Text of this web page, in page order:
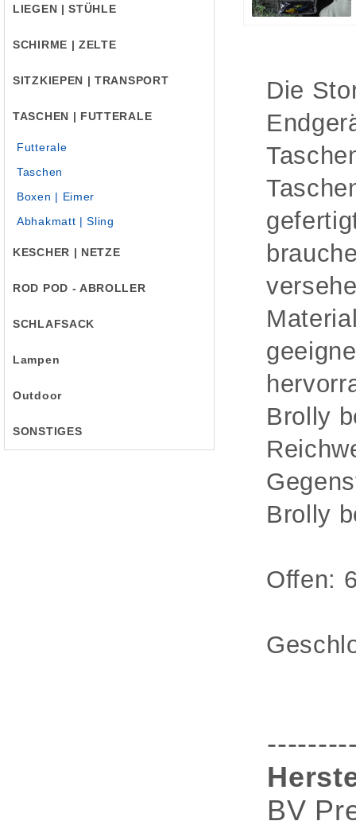
LIEGEN | STÜHLE
SCHIRME | ZELTE
SITZKIEPEN | TRANSPORT
TASCHEN | FUTTERALE
Futterale
Taschen
Boxen | Eimer
Abhakmatt | Sling
KESCHER | NETZE
ROD POD - ABROLLER
SCHLAFSACK
Lampen
Outdoor
SONSTIGES
Die
Brolly
Brolly
Offen:
BV